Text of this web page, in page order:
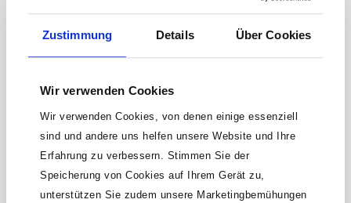
Zustimmung Details Über Cookies
Wir verwenden Cookies
Wir verwenden Cookies, von denen einige essenziell
sind und andere uns helfen unsere Website und Ihre
Erfahrung zu verbessern. Stimmen Sie der
Speicherung von Cookies auf Ihrem Gerät zu,
unterstützen Sie zudem unsere Marketingbemühungen
nächsten Einkauf.
einlösbar. Mit der Anmeldung akzeptierst du unsere